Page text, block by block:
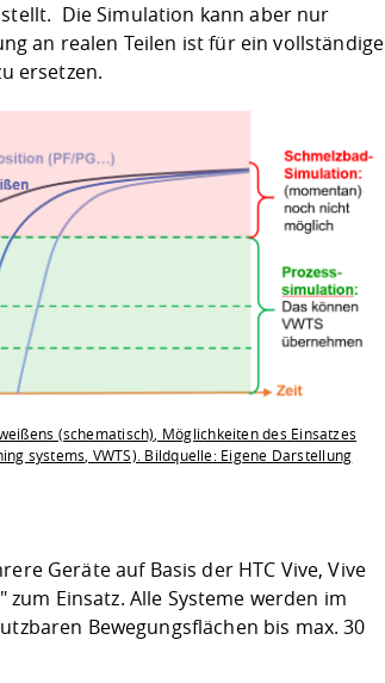
Die Simulation kann aber nur
an realen Teilen ist für ein vollständige
ersetzen.
(schematisch), Möglichkeiten des Einsatzes
systems, VWTS). Bildquelle: Eigene Darstellung
Geräte auf Basis der HTC Vive, Vive
Einsatz. Alle Systeme werden im
Bewegungsflächen bis max. 30